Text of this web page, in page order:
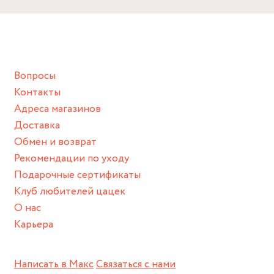
Написать в МаксСвязаться с нами
Вопросы
Контакты
Адреса магазинов
Доставка
Обмен и возврат
Рекомендации по уходу
Подарочные сертификаты
Клуб любителей цацек
О нас
Карьера